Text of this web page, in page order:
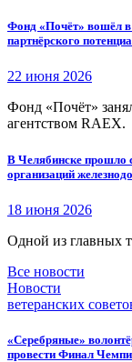
Фонд «Почёт» вошёл
партнёрского
22 июня 2026
Фонд «Почёт»
агентством RAEX.
В Челябинске прошло
организаций
18 июня 2026
Одной из главных
Все новости
Новости
ветеранских
«Серебряные»
провести Финал